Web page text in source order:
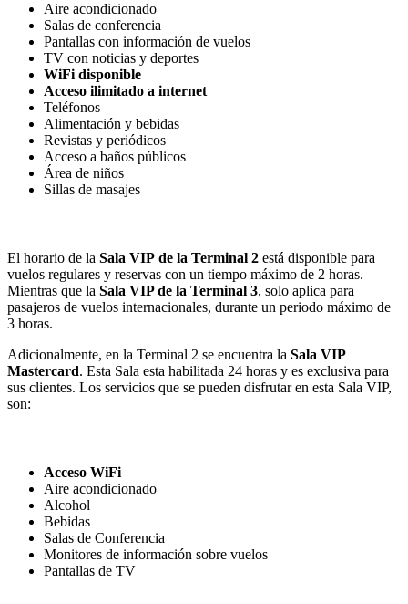
Aire acondicionado
Salas de conferencia
Pantallas con información de vuelos
TV con noticias y deportes
WiFi disponible
Acceso ilimitado a internet
Teléfonos
Alimentación y bebidas
Revistas y periódicos
Acceso a baños públicos
Área de niños
Sillas de masajes
El horario de la Sala VIP de la Terminal 2 está disponible para
vuelos regulares y reservas con un tiempo máximo de 2 horas.
Mientras que la Sala VIP de la Terminal 3, solo aplica para
pasajeros de vuelos internacionales, durante un periodo máximo de
3 horas.
Adicionalmente, en la Terminal 2 se encuentra la Sala VIP
Mastercard. Esta Sala esta habilitada 24 horas y es exclusiva para
sus clientes. Los servicios que se pueden disfrutar en esta Sala VIP,
son:
Acceso WiFi
Aire acondicionado
Alcohol
Bebidas
Salas de Conferencia
Monitores de información sobre vuelos
Pantallas de TV